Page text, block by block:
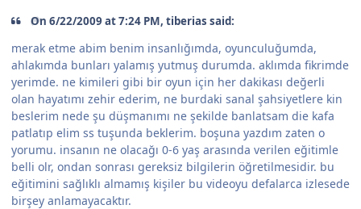
On 6/22/2009 at 7:24 PM, tiberias said:
merak etme abim benim insanlığımda, oyunculuğumda,
ahlakımda bunları yalamış yutmuş durumda. aklımda fikrimde
yerimde. ne kimileri gibi bir oyun için her dakikası değerli
olan hayatımı zehir ederim, ne burdaki sanal şahsiyetlere kin
beslerim nede şu düşmanımı ne şekilde banlatsam die kafa
patlatıp elim ss tuşunda beklerim. boşuna yazdım zaten o
yorumu. insanın ne olacağı 0-6 yaş arasında verilen eğitimle
belli olr, ondan sonrası gereksiz bilgilerin öğretilmesidir. bu
eğitimini sağlıklı almamış kişiler bu videoyu defalarca izlesede
birşey anlamayacaktır.